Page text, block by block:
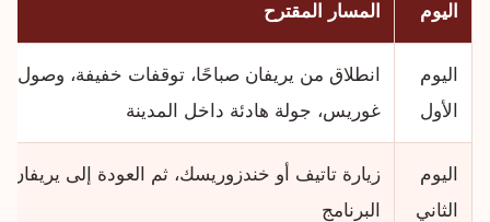
اليوم المسار المقترح
اليوم
الأول
انطلاق من يريفان صباحًا، توقفات خفيفة، وصول
غوريس، جولة هادئة داخل المدينة
اليوم
الثاني
زيارة تاتيف أو خندزوريسك، ثم العودة إلى يريفان
البرنامج